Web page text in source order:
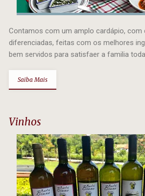
Contamos com um amplo cardápio, com
diferenciadas, feitas com os melhores
bem servidos para satisfaer a familia
Saiba Mais
Vinhos